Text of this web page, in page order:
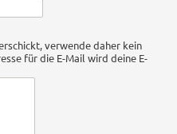
verwende daher kein
für die E-Mail wird deine E-